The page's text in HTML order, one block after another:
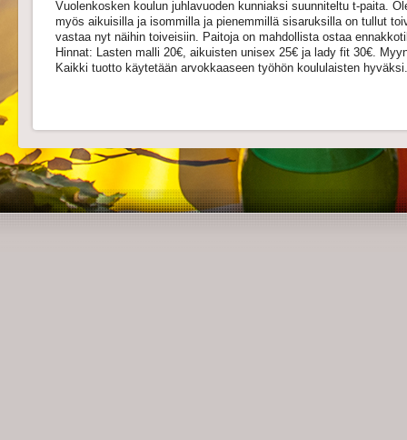
Vuolenkosken koulun juhlavuoden kunniaksi suunniteltu t-paita.
myös aikuisilla ja isommilla ja pienemmillä sisaruksilla on tullut
vastaa nyt näihin toiveisiin. Paitoja on mahdollista ostaa
Hinnat: Lasten malli 20€, aikuisten unisex 25€ ja lady fit 30€.
Kaikki tuotto käytetään arvokkaaseen työhön koululaisten